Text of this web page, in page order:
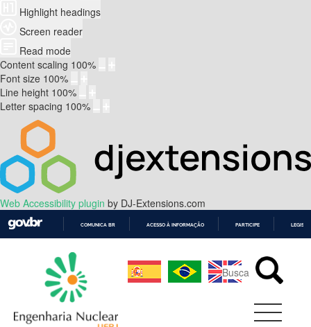
Highlight headings
Screen reader
Read mode
Content scaling 100%
Font size 100%
Line height 100%
Letter spacing 100%
Web Accessibility plugin by DJ-Extensions.com
CONTEÚDO
COMUNICA BR ACESSO À INFORMAÇÃO PARTICIPE